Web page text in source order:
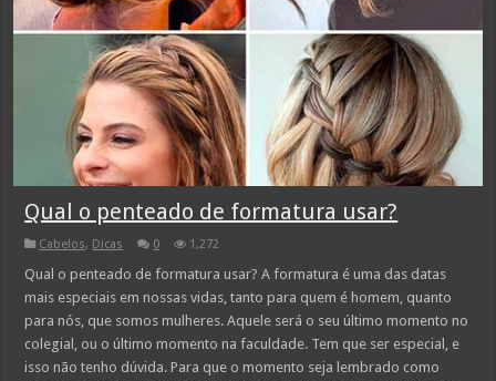
Qual o penteado de formatura usar?
Cabelos, Dicas 0 1,272
Qual o penteado de formatura usar? A formatura é uma das datas
mais especiais em nossas vidas, tanto para quem é homem, quanto
para nós, que somos mulheres. Aquele será o seu último momento no
colegial, ou o último momento na faculdade. Tem que ser especial, e
isso não tenho dúvida. Para que o momento seja lembrado como